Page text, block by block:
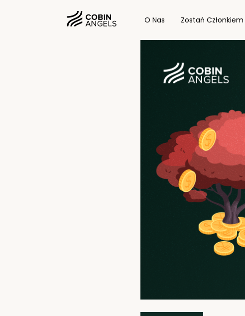
O Nas Zostań Członkiem